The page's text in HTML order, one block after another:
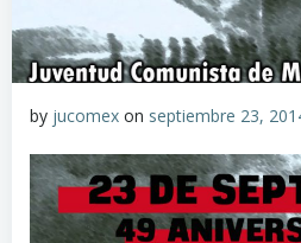
by jucomex on septiembre 23,